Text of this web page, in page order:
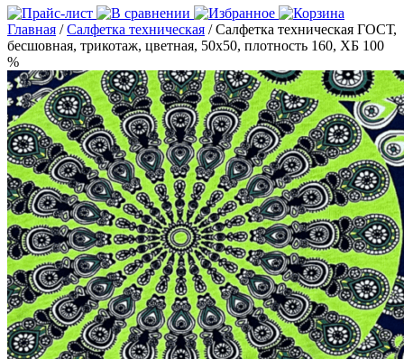
Главная /Салфетка техническая / Салфетка техническая ГОСТ,
бесшовная, трикотаж, цветная, 50х50, плотность 160, ХБ 100
%